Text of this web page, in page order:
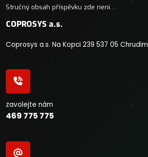
Stručný obsah příspěvku zde není…
COPROSYS a.s.
Coprosys a.s. Na Kopci 239 537 05 Chrudim
zavolejte nám
469 775 775